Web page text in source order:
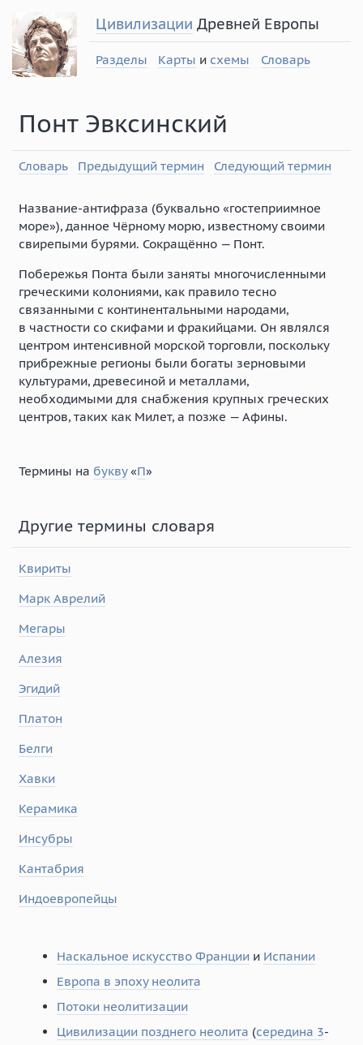
Цивилизации Древней Европы
Разделы Карты и схемы Словарь
Понт Эвксинский
Словарь Предыдущий термин Следующий термин
Название-антифраза (буквально «гостеприимное
море»), данное Чёрному морю, известному своими
свирепыми бурями. Сокращённо — Понт.
Побережья Понта были заняты многочисленными
греческими колониями, как правило тесно
связанными с континентальными народами,
в частности со скифами и фракийцами. Он являлся
центром интенсивной морской торговли, поскольку
прибрежные регионы были богаты зерновыми
культурами, древесиной и металлами,
необходимыми для снабжения крупных греческих
центров, таких как Милет, а позже — Афины.
Термины на букву«П»
Другие термины словаря
Квириты
Марк Аврелий
Мегары
Алезия
Эгидий
Платон
Белги
Хавки
Керамика
Инсубры
Кантабрия
Индоевропейцы
Наскальное искусство Франции и Испании
Европа в эпоху неолита
Потоки неолитизации
Цивилизации позднего неолита (середина 3-